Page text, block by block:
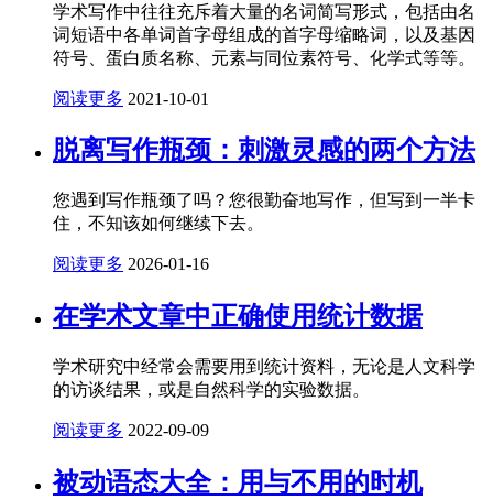
学术写作中往往充斥着大量的名词简写形式，包括由名
词短语中各单词首字母组成的首字母缩略词，以及基因
符号、蛋白质名称、元素与同位素符号、化学式等等。
阅读更多 2021-10-01
脱离写作瓶颈：刺激灵感的两个方法
您遇到写作瓶颈了吗？您很勤奋地写作，但写到一半卡
住，不知该如何继续下去。
阅读更多 2026-01-16
在学术文章中正确使用统计数据
学术研究中经常会需要用到统计资料，无论是人文科学
的访谈结果，或是自然科学的实验数据。
阅读更多 2022-09-09
被动语态大全：用与不用的时机